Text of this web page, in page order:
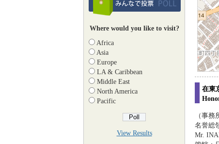
Where would you like to visit?
Africa
Asia
Europe
LA & Caribbean
Middle East
North America
Pacific
View Results
在東
（事
名誉
Mr.